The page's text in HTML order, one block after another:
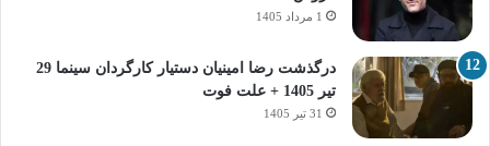
1 مرداد 1405
درگذشت رضا امینیان دستیار کارگردان سینما 29
تیر 1405 + علت فوت
31 تیر 1405